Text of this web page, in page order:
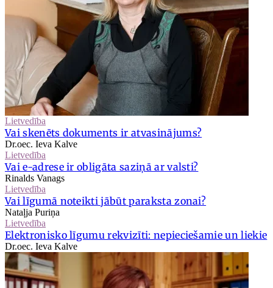
Lietvedība
Vai skenēts dokuments ir atvasinājums?
Dr.oec. Ieva Kalve
Lietvedība
Vai e-adrese ir obligāta saziņā ar valsti?
Rinalds Vanags
Lietvedība
Vai līgumā noteikti jābūt paraksta zonai?
Nataļja Puriņa
Lietvedība
Elektronisko līgumu rekvizīti: nepieciešamie un liekie
Dr.oec. Ieva Kalve